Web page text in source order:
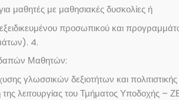
μαθητές με μαθησιακές δυσκολίες ή
προσωπικού και
4.
Μαθητών:
γλωσσικών δεξιοτήτων και
λειτουργίας του Τμήματος Υποδοχής –